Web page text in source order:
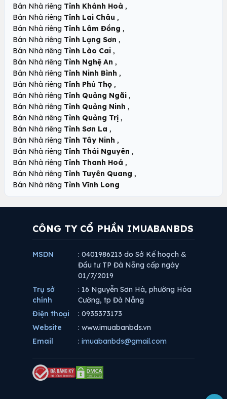
Bán Nhà riêng Tỉnh Khánh Hoà ,
Bán Nhà riêng Tỉnh Lai Châu ,
Bán Nhà riêng Tỉnh Lâm Đồng ,
Bán Nhà riêng Tỉnh Lạng Sơn ,
Bán Nhà riêng Tỉnh Lào Cai ,
Bán Nhà riêng Tỉnh Nghệ An ,
Bán Nhà riêng Tỉnh Ninh Bình ,
Bán Nhà riêng Tỉnh Phú Thọ ,
Bán Nhà riêng Tỉnh Quảng Ngãi ,
Bán Nhà riêng Tỉnh Quảng Ninh ,
Bán Nhà riêng Tỉnh Quảng Trị ,
Bán Nhà riêng Tỉnh Sơn La ,
Bán Nhà riêng Tỉnh Tây Ninh ,
Bán Nhà riêng Tỉnh Thái Nguyên ,
Bán Nhà riêng Tỉnh Thanh Hoá ,
Bán Nhà riêng Tỉnh Tuyên Quang ,
Bán Nhà riêng Tỉnh Vĩnh Long
CÔNG TY CỔ PHẦN IMUABANBDS
MSDN
: 0401986213 do Sở Kế hoạch &
Đầu tư TP Đà Nẵng cấp ngày
01/7/2019
Trụ sở
chính
: 16 Nguyễn Sơn Hà, phường Hòa
Cường, tp Đà Nẵng
Điện thoại
: 0935373173
Website
: www.imuabanbds.vn
Email
: imuabanbds@gmail.com